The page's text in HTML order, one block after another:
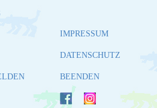
IMPRESSUM
DATENSCHUTZ
BEENDEN